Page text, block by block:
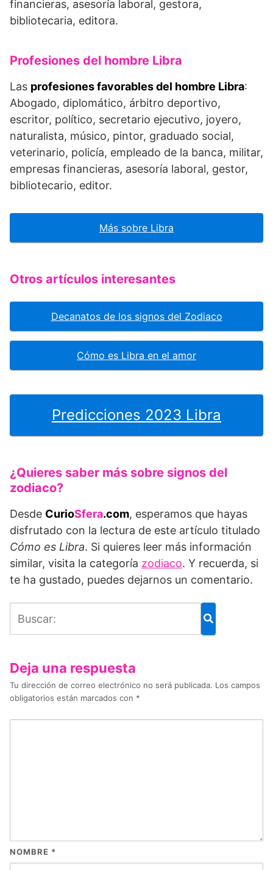
financieras, asesoría laboral, gestora,
bibliotecaria, editora.
Profesiones del hombre Libra
Las profesiones favorables del hombre Libra:
Abogado, diplomático, árbitro deportivo,
escritor, político, secretario ejecutivo, joyero,
naturalista, músico, pintor, graduado social,
veterinario, policía, empleado de la banca, militar,
empresas financieras, asesoría laboral, gestor,
bibliotecario, editor.
Más sobre Libra
Otros artículos interesantes
Decanatos de los signos del Zodiaco
Cómo es Libra en el amor
Predicciones 2023 Libra
¿Quieres saber más sobre signos del
zodiaco?
Desde CurioSfera.com, esperamos que hayas
disfrutado con la lectura de este artículo titulado
Cómo es Libra. Si quieres leer más información
similar, visita la categoría zodiaco. Y recuerda, si
te ha gustado, puedes dejarnos un comentario.
Deja una respuesta
Tu dirección de correo electrónico no será publicada. Los campos
obligatorios están marcados con *
NOMBRE *